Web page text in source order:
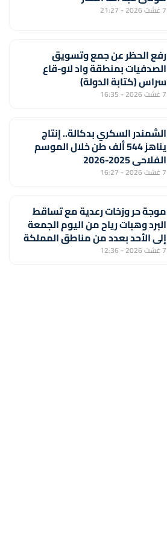
7 غشت 2026 - 21:27
رفع الحظر عن جمع وتسويق
الصدفيات بمنطقة واد لاو-قاع
سراس (كتابة الدولة)
7 غشت 2026 - 16:35
الشمندر السكري بدكالة.. إنتاج
يناهز 544 ألف طن خلال الموسم
الفلاحي 2025-2026
7 غشت 2026 - 16:27
موجة حر وزخات رعدية مع تساقط
البرد وهبات رياح من اليوم الجمعة
إلى الأحد بعدد من مناطق المملكة
(نشرة إنذارية)
7 غشت 2026 - 12:36